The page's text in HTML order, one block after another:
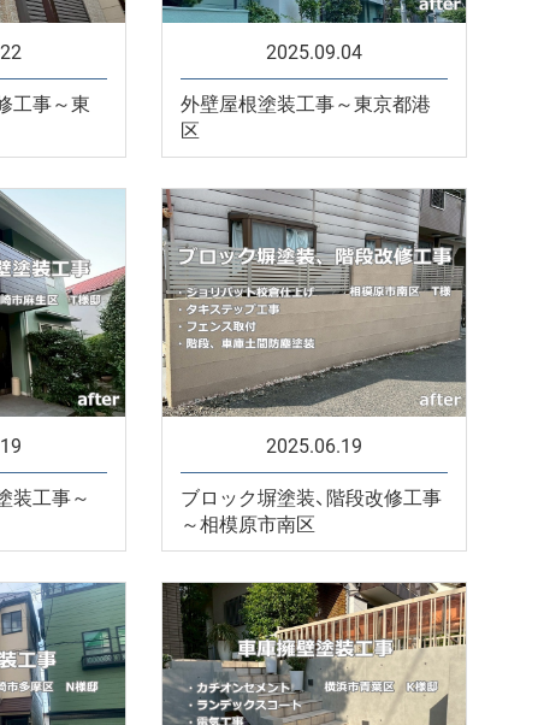
工事～東
2025.09.04
外壁屋根塗装工事～東京都港
区
装工事～
2025.06.19
ブロック塀塗装、階段改修工事
～相模原市南区